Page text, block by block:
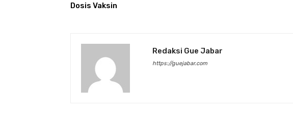
Dosis Vaksin
Redaksi Gue Jabar
https://guejabar.com